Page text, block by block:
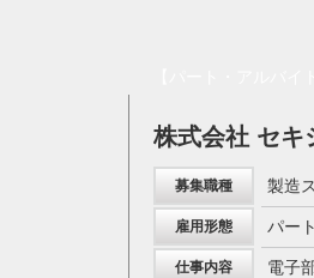
株式会社 セキ
募集職種 製造
雇用形態 パー
仕事内容
電子